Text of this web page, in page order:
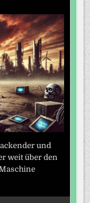
und
weit über den